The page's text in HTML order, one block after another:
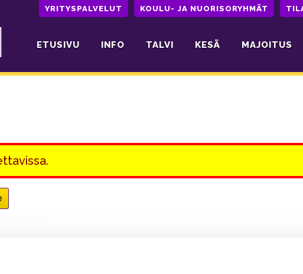
YRITYSPALVELUT KOULU- JA NUORISORYHMÄT
ETUSIVU INFO TALVI KESÄ MAJOITUS